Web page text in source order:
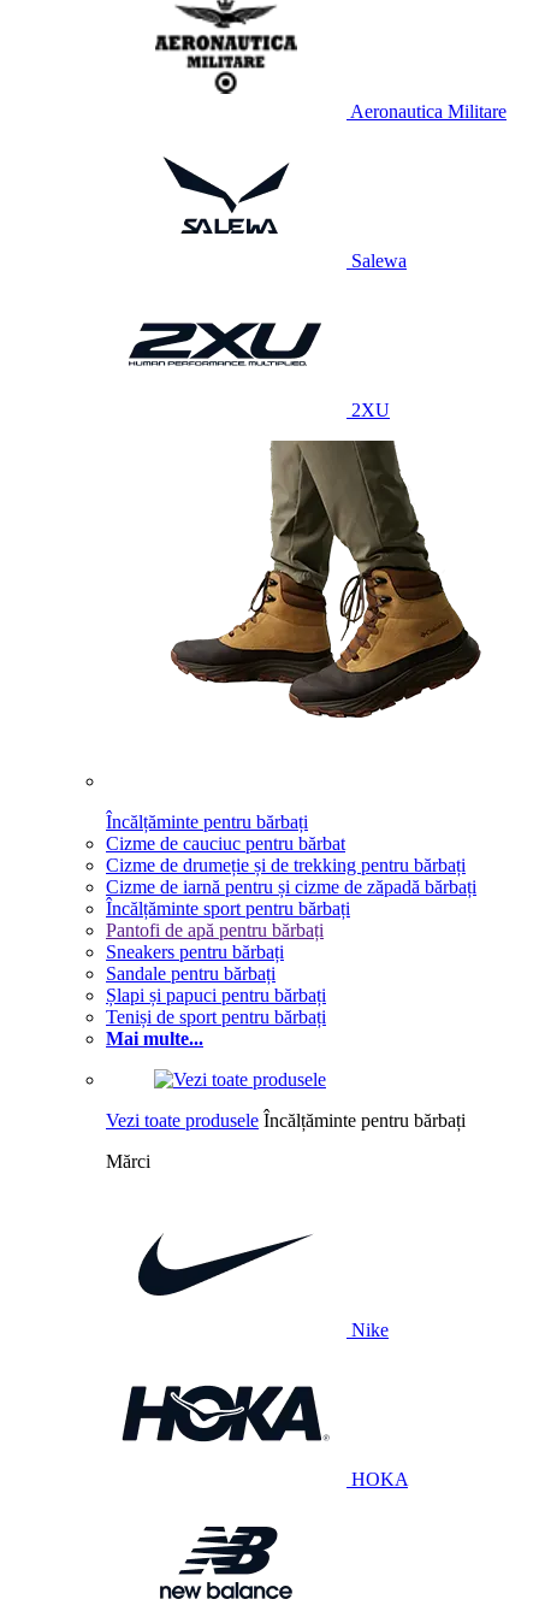
Aeronautica Militare
Salewa
2XU
Încălțăminte pentru bărbați
Cizme de cauciuc pentru bărbat
Cizme de drumeție și de trekking pentru bărbați
Cizme de iarnă pentru și cizme de zăpadă bărbați
Încălțăminte sport pentru bărbați
Pantofi de apă pentru bărbați
Sneakers pentru bărbați
Sandale pentru bărbați
Șlapi și papuci pentru bărbați
Teniși de sport pentru bărbați
Mai multe...
Vezi toate produsele Încălțăminte pentru bărbați
Mărci
Nike
HOKA